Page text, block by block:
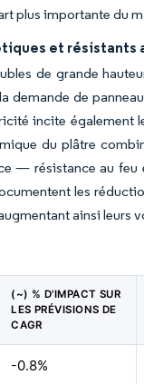
plus importante du
et résistants
de grande
demande de
incite
du plâtre
— résistance au
les
ainsi leurs
(~) % D'IMPACT SUR
LES PRÉVISIONS DE
CAGR
-0.8%